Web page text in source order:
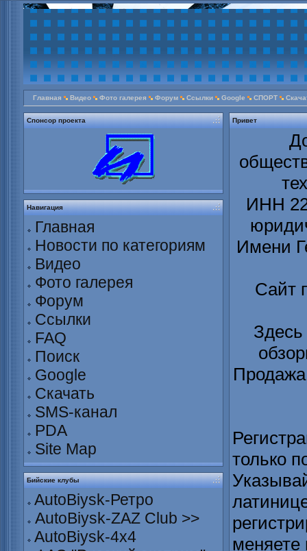
Главная Видео Фото галерея Форум Ссылки Google СПОРТ
Спонсор проекта
Навигация
Главная
Новости по категориям
Видео
Фото галерея
Форум
Ссылки
FAQ
Поиск
Google
Скачать
SMS-канал
PDA
Site Map
Бийские клубы
AutoBiysk-Ретро
AutoBiysk-ZAZ Club >>
AutoBiysk-4x4
Привет
ИНН
Имени
Сайт
Здесь
только
меняете